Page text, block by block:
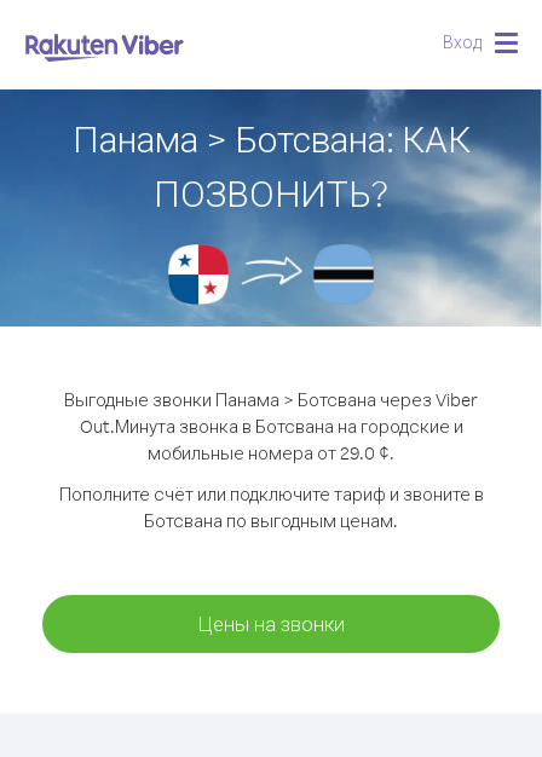
Вход
Панама > Ботсвана: КАК
ПОЗВОНИТЬ?
Выгодные звонки Панама > Ботсвана через Viber
Out.Минута звонка в Ботсвана на городские и
мобильные номера от 29.0 ¢.
Пополните счёт или подключите тариф и звоните в
Ботсвана по выгодным ценам.
Цены на звонки